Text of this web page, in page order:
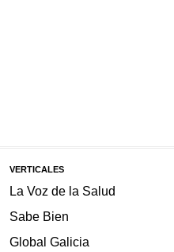
VERTICALES
La Voz de la Salud
Sabe Bien
Global Galicia